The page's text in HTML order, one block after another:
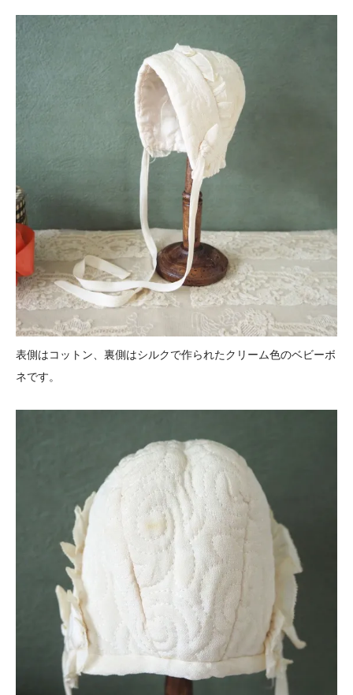
表側はコットン、裏側はシルクで作られたクリーム色のベビーボ
ネです。